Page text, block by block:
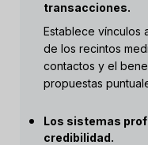
transacciones.
Establece vínculos
de los recintos
contactos y el
propuestas
Los sistemas
credibilidad.